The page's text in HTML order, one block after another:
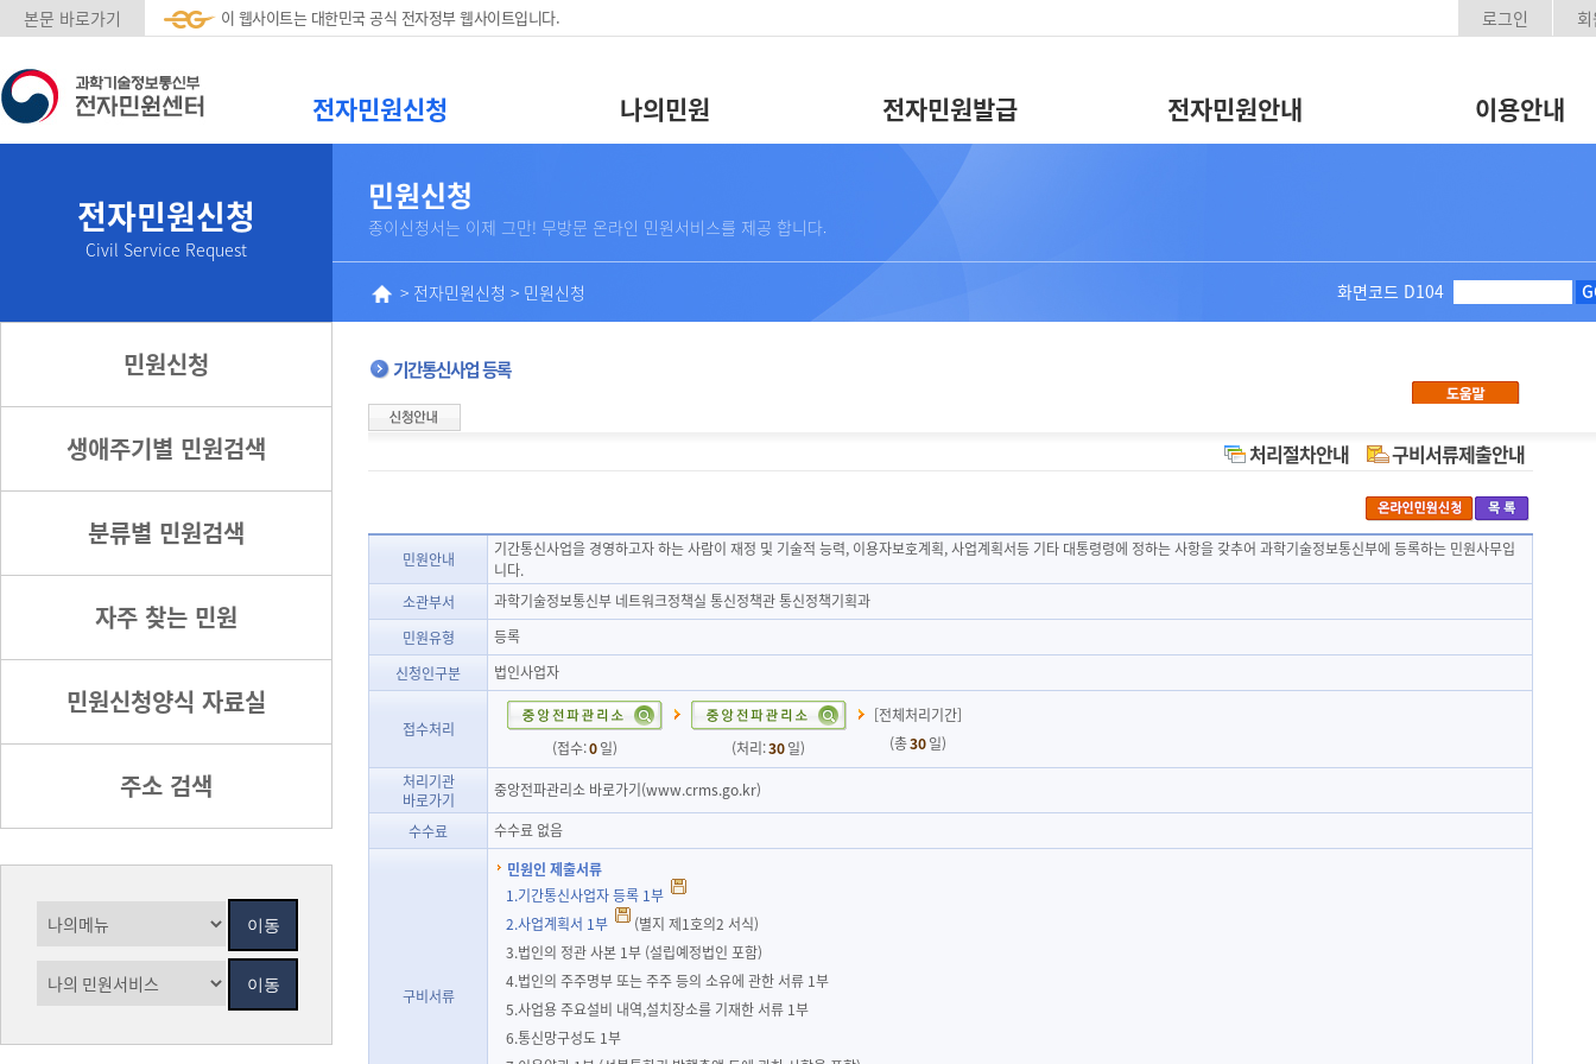
본문 바로가기 이 웹사이트는 대한민국 공식 전자정부 웹사이트입니다. 로그인
전자민원신청 나의민원 전자민원발급 전자민원안내 이용안내
전자민원신청
Civil Service Request
민원신청
생애주기별 민원검색
분류별 민원검색
자주 찾는 민원
민원신청양식 자료실
주소 검색
민원신청
종이신청서는 이제 그만! 무방문 온라인 민원서비스를 제공 합니다.
> 전자민원신청 > 민원신청 화면코드 D104
기간통신사업 등록
처리절차안내 구비서류제출안내
민원안내
기간통신사업을 경영하고자 하는 사람이 재정 및 기술적 능력, 이용자보호계획, 사업계획서등 기타 대통령령에 정하는 사항을 갖추어 과학기술정보통신부에 등록하는 민원사무입
니다.
소관부서
과학기술정보통신부 네트워크정책실 통신정책관 통신정책기획과
민원유형
등록
신청인구분
법인사업자
접수처리
(접수:0 일) (처리:30일)
[전체처리기간]
(총30일)
처리기관
바로가기
중앙전파관리소 바로가기(www.crms.go.kr)
수수료 수수료 없음
구비서류
민원인 제출서류
1.기간통신사업자 등록 1부
2.사업계획서 1부
(별지 제1호의2 서식)
3.법인의 정관 사본 1부 (설립예정법인 포함)
4.법인의 주주명부 또는 주주 등의 소유에 관한 서류 1부
5.사업용 주요설비 내역,설치장소를 기재한 서류 1부
6.통신망구성도 1부